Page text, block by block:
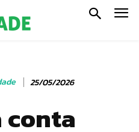
25/05/2026